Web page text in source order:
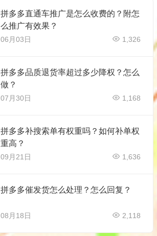
拼多多直通车推广是怎么收费的？附怎
么推广有效果？
06月03日 1,326
拼多多品质退货率超过多少降权？怎么
做？
07月30日 1,168
拼多多补搜索单有权重吗？如何补单权
重高？
09月21日 1,636
拼多多催发货怎么处理？怎么回复？
08月18日 2,118